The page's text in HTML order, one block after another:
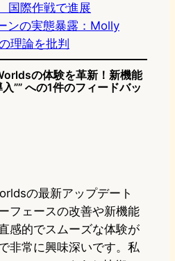
国際作戦で進展
ンの実態暴露：Molly
理論を批判
の体験を革新！新機能
”” への1件のフィードバッ
の最新アップデート
フェースの改善や新機能
感的でスムーズな体験が
非常に興味深いです。私